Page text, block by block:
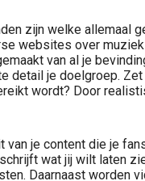
zijn welke
websites over
van al je
je doelgroep.
wordt? Door
je content die je
wat jij wilt laten
Daarnaast